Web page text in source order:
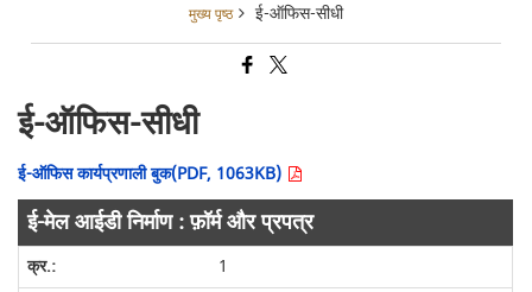
मुख्य पृष्ठ ई-ऑफिस-सीधी
ई-ऑफिस-सीधी
ई-ऑफिस कार्यप्रणाली बुक(PDF, 1063KB)
ई-मेल आईडी निर्माण : फ़ॉर्म और प्रपत्र
1